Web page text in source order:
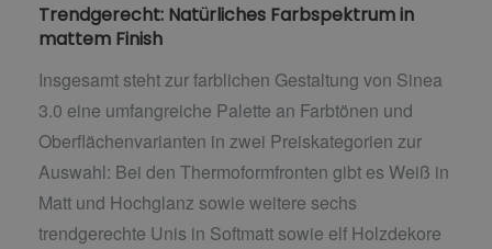
Trendgerecht: Natürliches Farbspektrum in
mattem Finish
Insgesamt steht zur farblichen Gestaltung von Sinea
3.0 eine umfangreiche Palette an Farbtönen und
Oberflächenvarianten in zwei Preiskategorien zur
Auswahl: Bei den Thermoformfronten gibt es Weiß in
Matt und Hochglanz sowie weitere sechs
trendgerechte Unis in Softmatt sowie elf Holzdekore